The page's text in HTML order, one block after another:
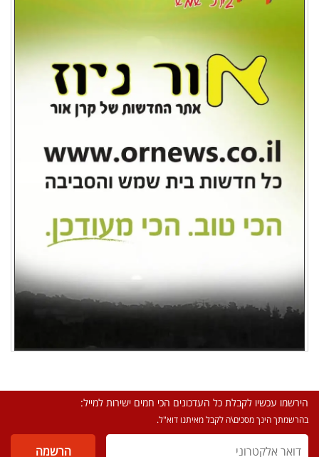
הירשמו עכשיו לקבלת כל העדכונים הכי חמים ישירות למייל:
בהרשמתך הינך מסכים\ה לקבל מאיתנו דוא"ל.